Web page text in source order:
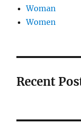
Woman
Women
Recent